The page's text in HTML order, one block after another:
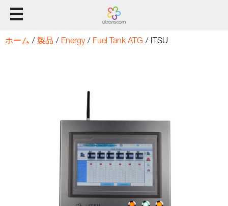
ホーム / 製品 / Energy / Fuel Tank ATG / ITSU